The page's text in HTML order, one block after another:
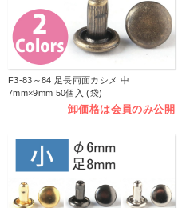
F3-83～84 足長両面カシメ 中
7mm×9mm 50個入 (袋)
卸価格は会員のみ公開